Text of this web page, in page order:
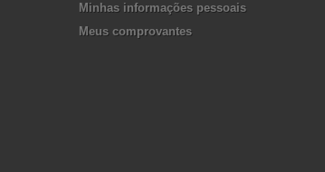
Minhas informações pessoais
Meus comprovantes